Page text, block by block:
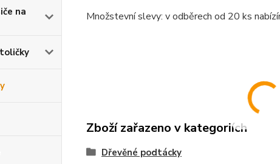
na
Množstevní slevy: v odběrech od 20 ks
Zboží zařazeno v kategoriích
Dřevěné podtácky